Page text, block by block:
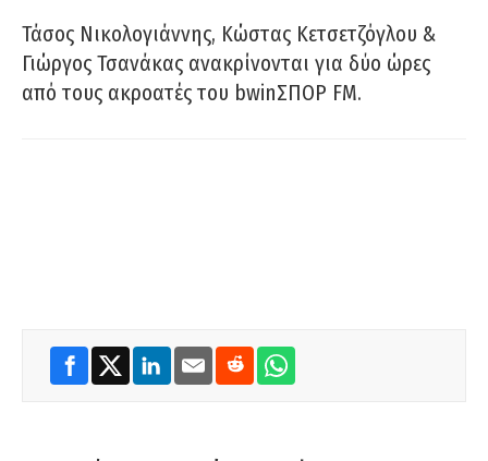
Τάσος Νικολογιάννης, Κώστας Κετσετζόγλου &
Γιώργος Τσανάκας ανακρίνονται για δύο ώρες
από τους ακροατές του bwinΣΠΟΡ FM.